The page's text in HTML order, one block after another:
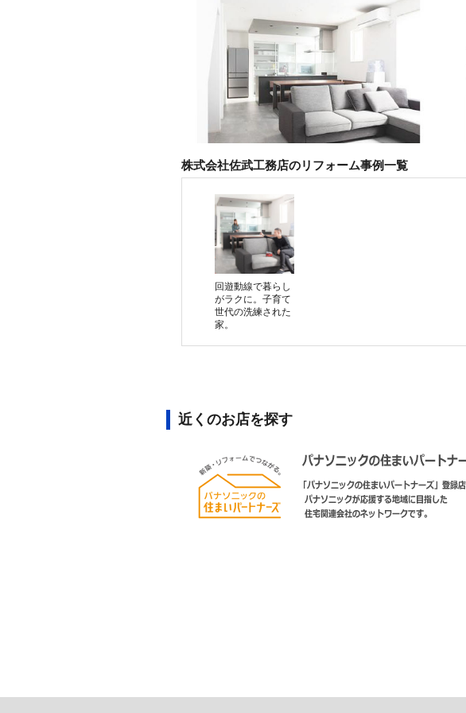
株式会社佐武工務店のリフォーム事例一覧
回遊動線で暮らし
がラクに。子育て
世代の洗練された
家。
近くのお店を探す